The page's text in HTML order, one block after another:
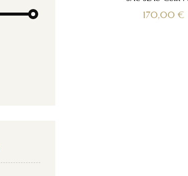
170,00 €